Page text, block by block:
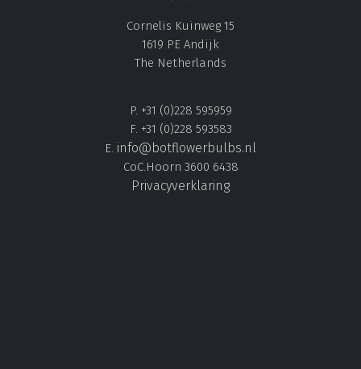
Cornelis Kuinweg 15
1619 PE Andijk
The Netherlands
P. +31 (0)228 595959
F. +31 (0)228 593583
E. info@botflowerbulbs.nl
CoC.Hoorn 3600 6438
Privacyverklaring